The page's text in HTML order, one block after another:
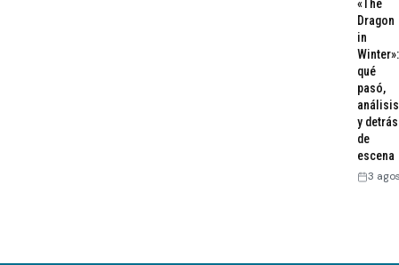
«The
Dragon
in
Winter»:
qué
pasó,
análisis
y detrás
de
escena
3